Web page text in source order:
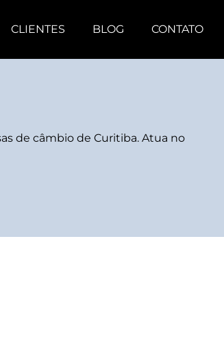
CLIENTES BLOG CONTATO
de câmbio de Curitiba. Atua no